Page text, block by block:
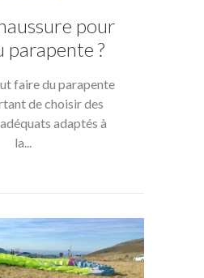
pour
parapente ?
faire du parapente
de choisir des
adaptés à
la...